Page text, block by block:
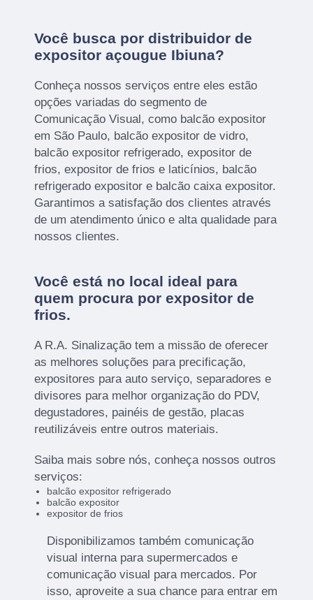
Você busca por distribuidor de
expositor açougue Ibiuna?
Conheça nossos serviços entre eles estão
opções variadas do segmento de
Comunicação Visual, como balcão expositor
em São Paulo, balcão expositor de vidro,
balcão expositor refrigerado, expositor de
frios, expositor de frios e laticínios, balcão
refrigerado expositor e balcão caixa expositor.
Garantimos a satisfação dos clientes através
de um atendimento único e alta qualidade para
nossos clientes.
Você está no local ideal para
quem procura porexpositor de
frios.
A R.A. Sinalização tem a missão de oferecer
as melhores soluções para precificação,
expositores para auto serviço, separadores e
divisores para melhor organização do PDV,
degustadores, painéis de gestão, placas
reutilizáveis entre outros materiais.
Saiba mais sobre nós, conheça nossos outros
serviços:
balcão expositor refrigerado
balcão expositor
expositor de frios
Disponibilizamos também comunicação
visual interna para supermercados e
comunicação visual para mercados. Por
isso, aproveite a sua chance para entrar em